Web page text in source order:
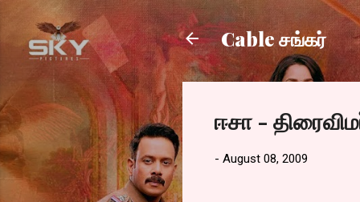
Cable சங்கர்
ஈசா -
- August 08, 2009